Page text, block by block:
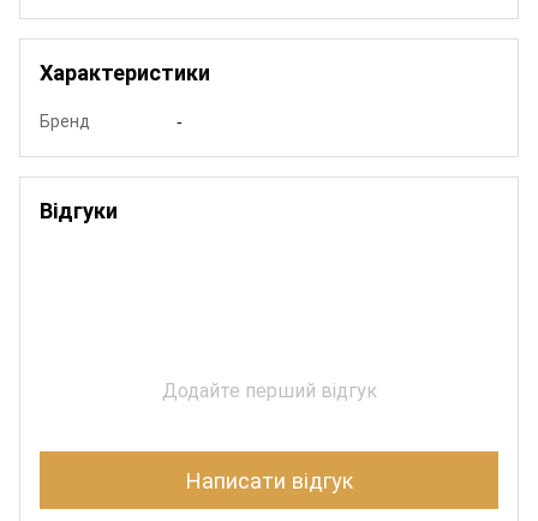
Характеристики
Бренд -
Відгуки
Додайте перший відгук
Написати відгук